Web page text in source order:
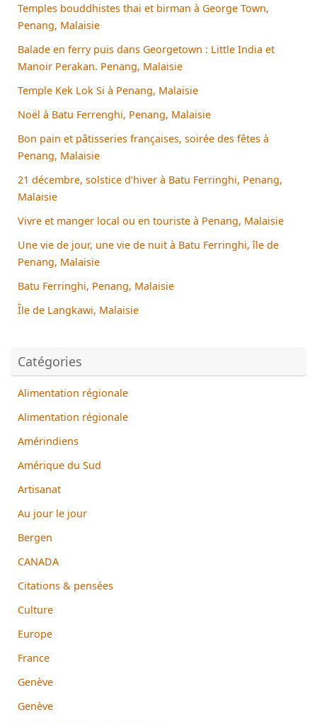
Temples bouddhistes thai et birman à George Town,
Penang, Malaisie
Balade en ferry puis dans Georgetown : Little India et
Manoir Perakan. Penang, Malaisie
Temple Kek Lok Si à Penang, Malaisie
Noël à Batu Ferrenghi, Penang, Malaisie
Bon pain et pâtisseries françaises, soirée des fêtes à
Penang, Malaisie
21 décembre, solstice d’hiver à Batu Ferringhi, Penang,
Malaisie
Vivre et manger local ou en touriste à Penang, Malaisie
Une vie de jour, une vie de nuit à Batu Ferringhi, île de
Penang, Malaisie
Batu Ferringhi, Penang, Malaisie
Île de Langkawi, Malaisie
Catégories
Alimentation régionale
Alimentation régionale
Amérindiens
Amérique du Sud
Artisanat
Au jour le jour
Bergen
CANADA
Citations & pensées
Culture
Europe
France
Genève
Genève